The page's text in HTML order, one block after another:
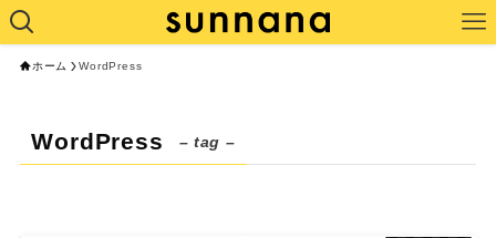
ホーム WordPress
WordPress – tag –